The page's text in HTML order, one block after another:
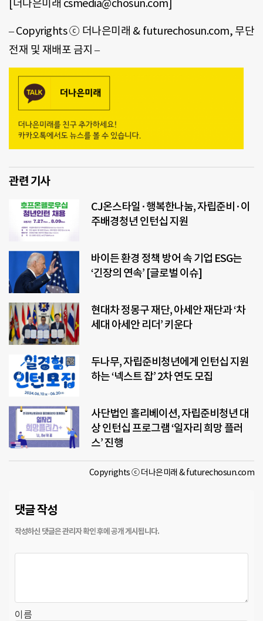
[더나은미래 csmedia@chosun.com]
–Copyrightsⓒ 더나은미래 & futurechosun.com, 무단
전재 및 재배포 금지 –
관련 기사
CJ온스타일·행복한나눔, 자립준비·이
주배경청년 인턴십 지원
바이든 환경 정책 방어 속 기업 ESG는
‘긴장의 연속’ [글로벌 이슈]
현대차 정몽구 재단, 아세안 재단과 ‘차
세대 아세안 리더’ 키운다
두나무, 자립준비청년에게 인턴십 지원
하는 ‘넥스트 잡’ 2차 연도 모집
사단법인 홀리베이션, 자립준비청년 대
상 인턴십 프로그램 ‘일자리 희망 플러
스’ 진행
Copyrights ⓒ 더나은미래 & futurechosun.com
댓글 작성
이름